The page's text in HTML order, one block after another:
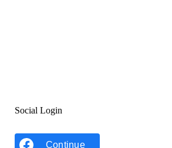
Social Login
Continue